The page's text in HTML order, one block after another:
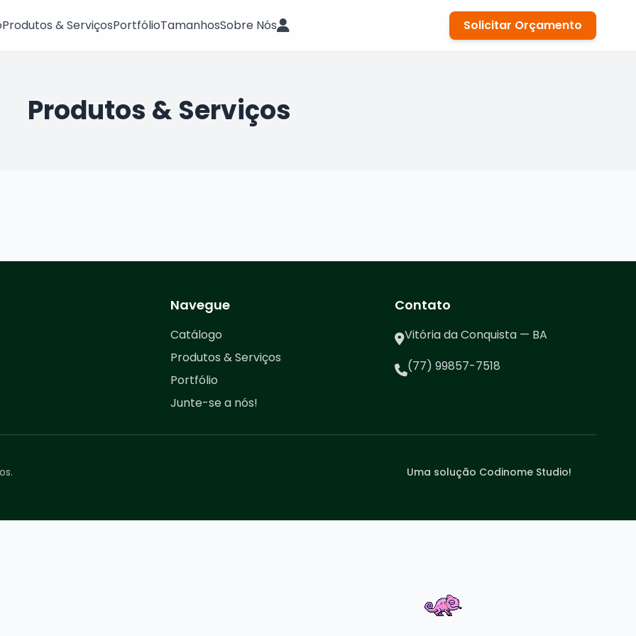
Produtos & ServiçosPortfólioTamanhosSobre Nós Solicitar Orçamento
Produtos & Serviços
Navegue
Catálogo
Produtos & Serviços
Portfólio
Junte-se a nós!
Contato
Vitória da Conquista — BA
(77) 99857-7518
Uma solução Codinome Studio!